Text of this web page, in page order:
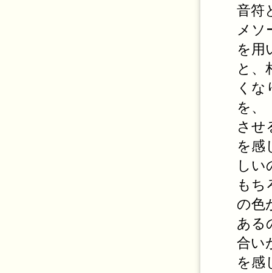
音符
メソ
を用
と、
く
を、
させ
を感
しい
もち
の色
ある
合い
を感